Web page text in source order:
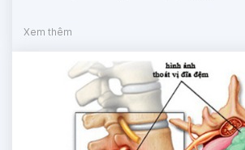
Xem thêm